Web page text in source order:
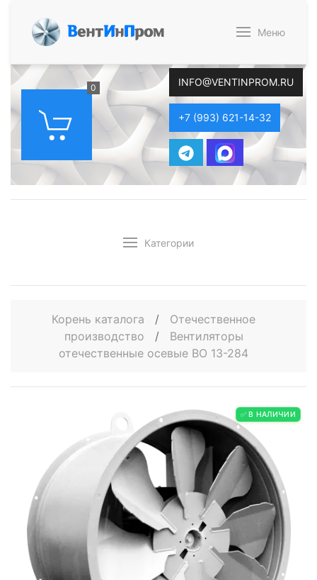
ВентИнПром Меню
0 INFO@VENTINPROM.RU
+7 (993) 621-14-32
Категории
Корень каталога /
Отечественное
производство
/
Вентиляторы
отечественные осевые ВО 13-284
✅ В НАЛИЧИИ